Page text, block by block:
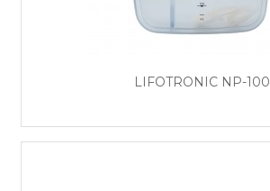
LIFOTRONIC NP-100